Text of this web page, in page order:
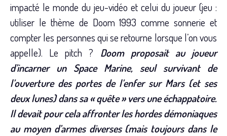
impacté le monde du jeu-vidéo et celui du joueur (jeu :
utiliser le thème de Doom 1993 comme sonnerie et
compter les personnes qui se retourne lorsque l’on vous
appelle). Le pitch ? Doom proposait au joueur
d’incarner un Space Marine, seul survivant de
l’ouverture des portes de l’enfer sur Mars (et ses
deux lunes) dans sa « quête » vers une échappatoire.
Il devait pour cela affronter les hordes démoniaques
au moyen d’armes diverses (mais toujours dans le